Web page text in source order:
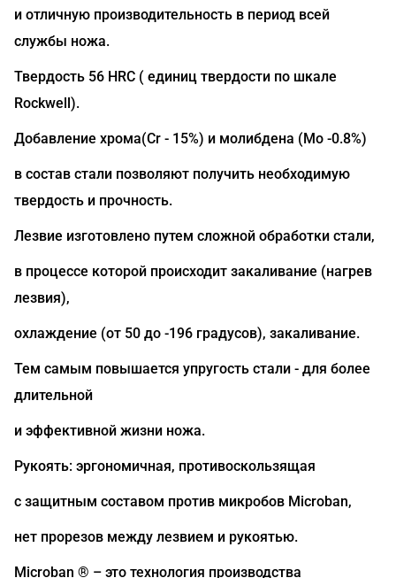
и отличную производительность в период всей
службы ножа.
Твердость 56 HRC ( единиц твердости по шкале
Rockwell).
Добавление хрома(Сr - 15%) и молибдена (Mo -0.8%)
в состав стали позволяют получить необходимую
твердость и прочность.
Лезвие изготовлено путем сложной обработки стали,
в процессе которой происходит закаливание (нагрев
лезвия),
охлаждение (от 50 до -196 градусов), закаливание.
Тем самым повышается упругость стали - для более
длительной
и эффективной жизни ножа.
Рукоять: эргономичная, противоскользящая
с защитным составом против микробов Microban,
нет прорезов между лезвием и рукоятью.
Microban ® – это технология производства